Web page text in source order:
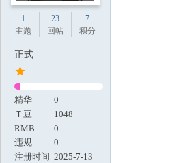
1
主题
23
回帖
7
积分
正式
精华
0
Ｔ豆
1048
RMB
0
违规
0
注册时间 2025-7-13